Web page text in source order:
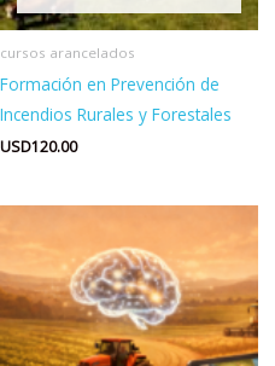
cursos arancelados
Formación en Prevención de
Incendios Rurales y Forestales
USD120.00